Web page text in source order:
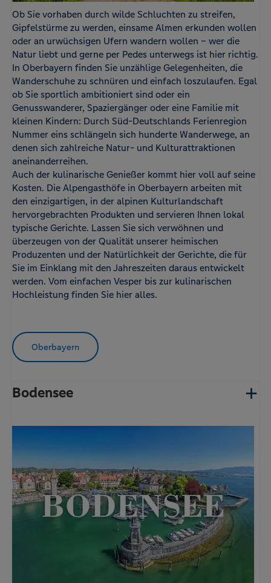
Ob Sie vorhaben durch wilde Schluchten zu streifen,
Gipfelstürme zu werden, einsame Almen erkunden wollen
oder an urwüchsigen Ufern wandern wollen – wer die
Natur liebt und gerne per Pedes unterwegs ist hier richtig.
In Oberbayern finden Sie unzählige Gelegenheiten, die
Wanderschuhe zu schnüren und einfach loszulaufen. Egal
ob Sie sportlich ambitioniert sind oder ein
Genusswanderer, Spaziergänger oder eine Familie mit
kleinen Kindern: Durch Süd-Deutschlands Ferienregion
Nummer eins schlängeln sich hunderte Wanderwege, an
denen sich zahlreiche Natur- und Kulturattraktionen
aneinanderreihen.
Auch der kulinarische Genießer kommt hier voll auf seine
Kosten. Die Alpengasthöfe in Oberbayern arbeiten mit
den einzigartigen, in der alpinen Kulturlandschaft
hervorgebrachten Produkten und servieren Ihnen lokal
typische Gerichte. Lassen Sie sich verwöhnen und
überzeugen von der Qualität unserer heimischen
Produzenten und der Natürlichkeit der Gerichte, die für
Sie im Einklang mit den Jahreszeiten daraus entwickelt
werden. Vom einfachen Vesper bis zur kulinarischen
Hochleistung finden Sie hier alles.
Oberbayern
Bodensee